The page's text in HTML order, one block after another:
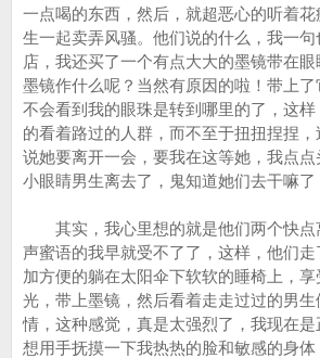
一点喝的东西，然后，就超恶心的听着
生一起卖弄风骚。他们说的什么，我一
店，我还买了一个有点大大的墨镜带在
墨镜作什么呢？当然有原因的啦！带上
不会看到我的眼珠是转到哪里的了，这
的看着路过的人群，而不至于扭扭捏捏
说她要离开一会，要我在这等她，我点
小眼睛男生离去了，鬼知道她们去干嘛了
其实，我心里想的就是他们两个快点
声蜜语的我早就受不了了，这样，他们
加方便的躺在太阳伞下软软的睡椅上，享
光，带上墨镜，然后看着走走过过的男
情，这种感觉，真是太强烈了，我现在
想用手抚摸一下我热热的脸和敏感的身体